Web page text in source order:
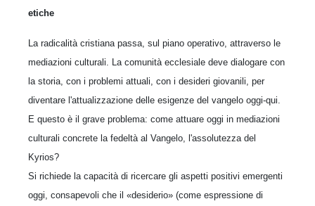
etiche
La radicalità cristiana passa, sul piano operativo, attraverso le
mediazioni culturali. La comunità ecclesiale deve dialogare con
la storia, con i problemi attuali, con i desideri giovanili, per
diventare l'attualizzazione delle esigenze del vangelo oggi-qui.
E questo è il grave problema: come attuare oggi in mediazioni
culturali concrete la fedeltà al Vangelo, l'assolutezza del
Kyrios?
Si richiede la capacità di ricercare gli aspetti positivi emergenti
oggi, consapevoli che il «desiderio» (come espressione di